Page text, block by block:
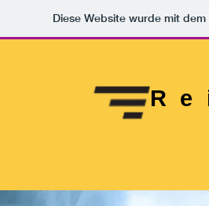
Diese Website wurde mit